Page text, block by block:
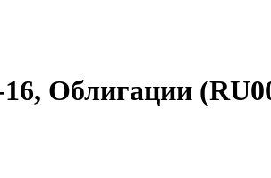
Облигации